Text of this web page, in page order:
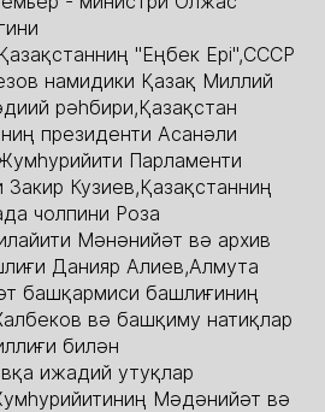
"Еңбек Ері",СССР
намидики Қазақ Миллий
рәһбири,Қазақстан
президенти Асанәли
Парламенти
Кузиев,Қазақстанниң
чолпини Роза
Мәнәнийәт вә архив
Данияр Алиев,Алмута
башқармиси башлиғиниң
вә башқиму натиқлар
билән
ижадий утуқлар
Мәдәнийәт вә